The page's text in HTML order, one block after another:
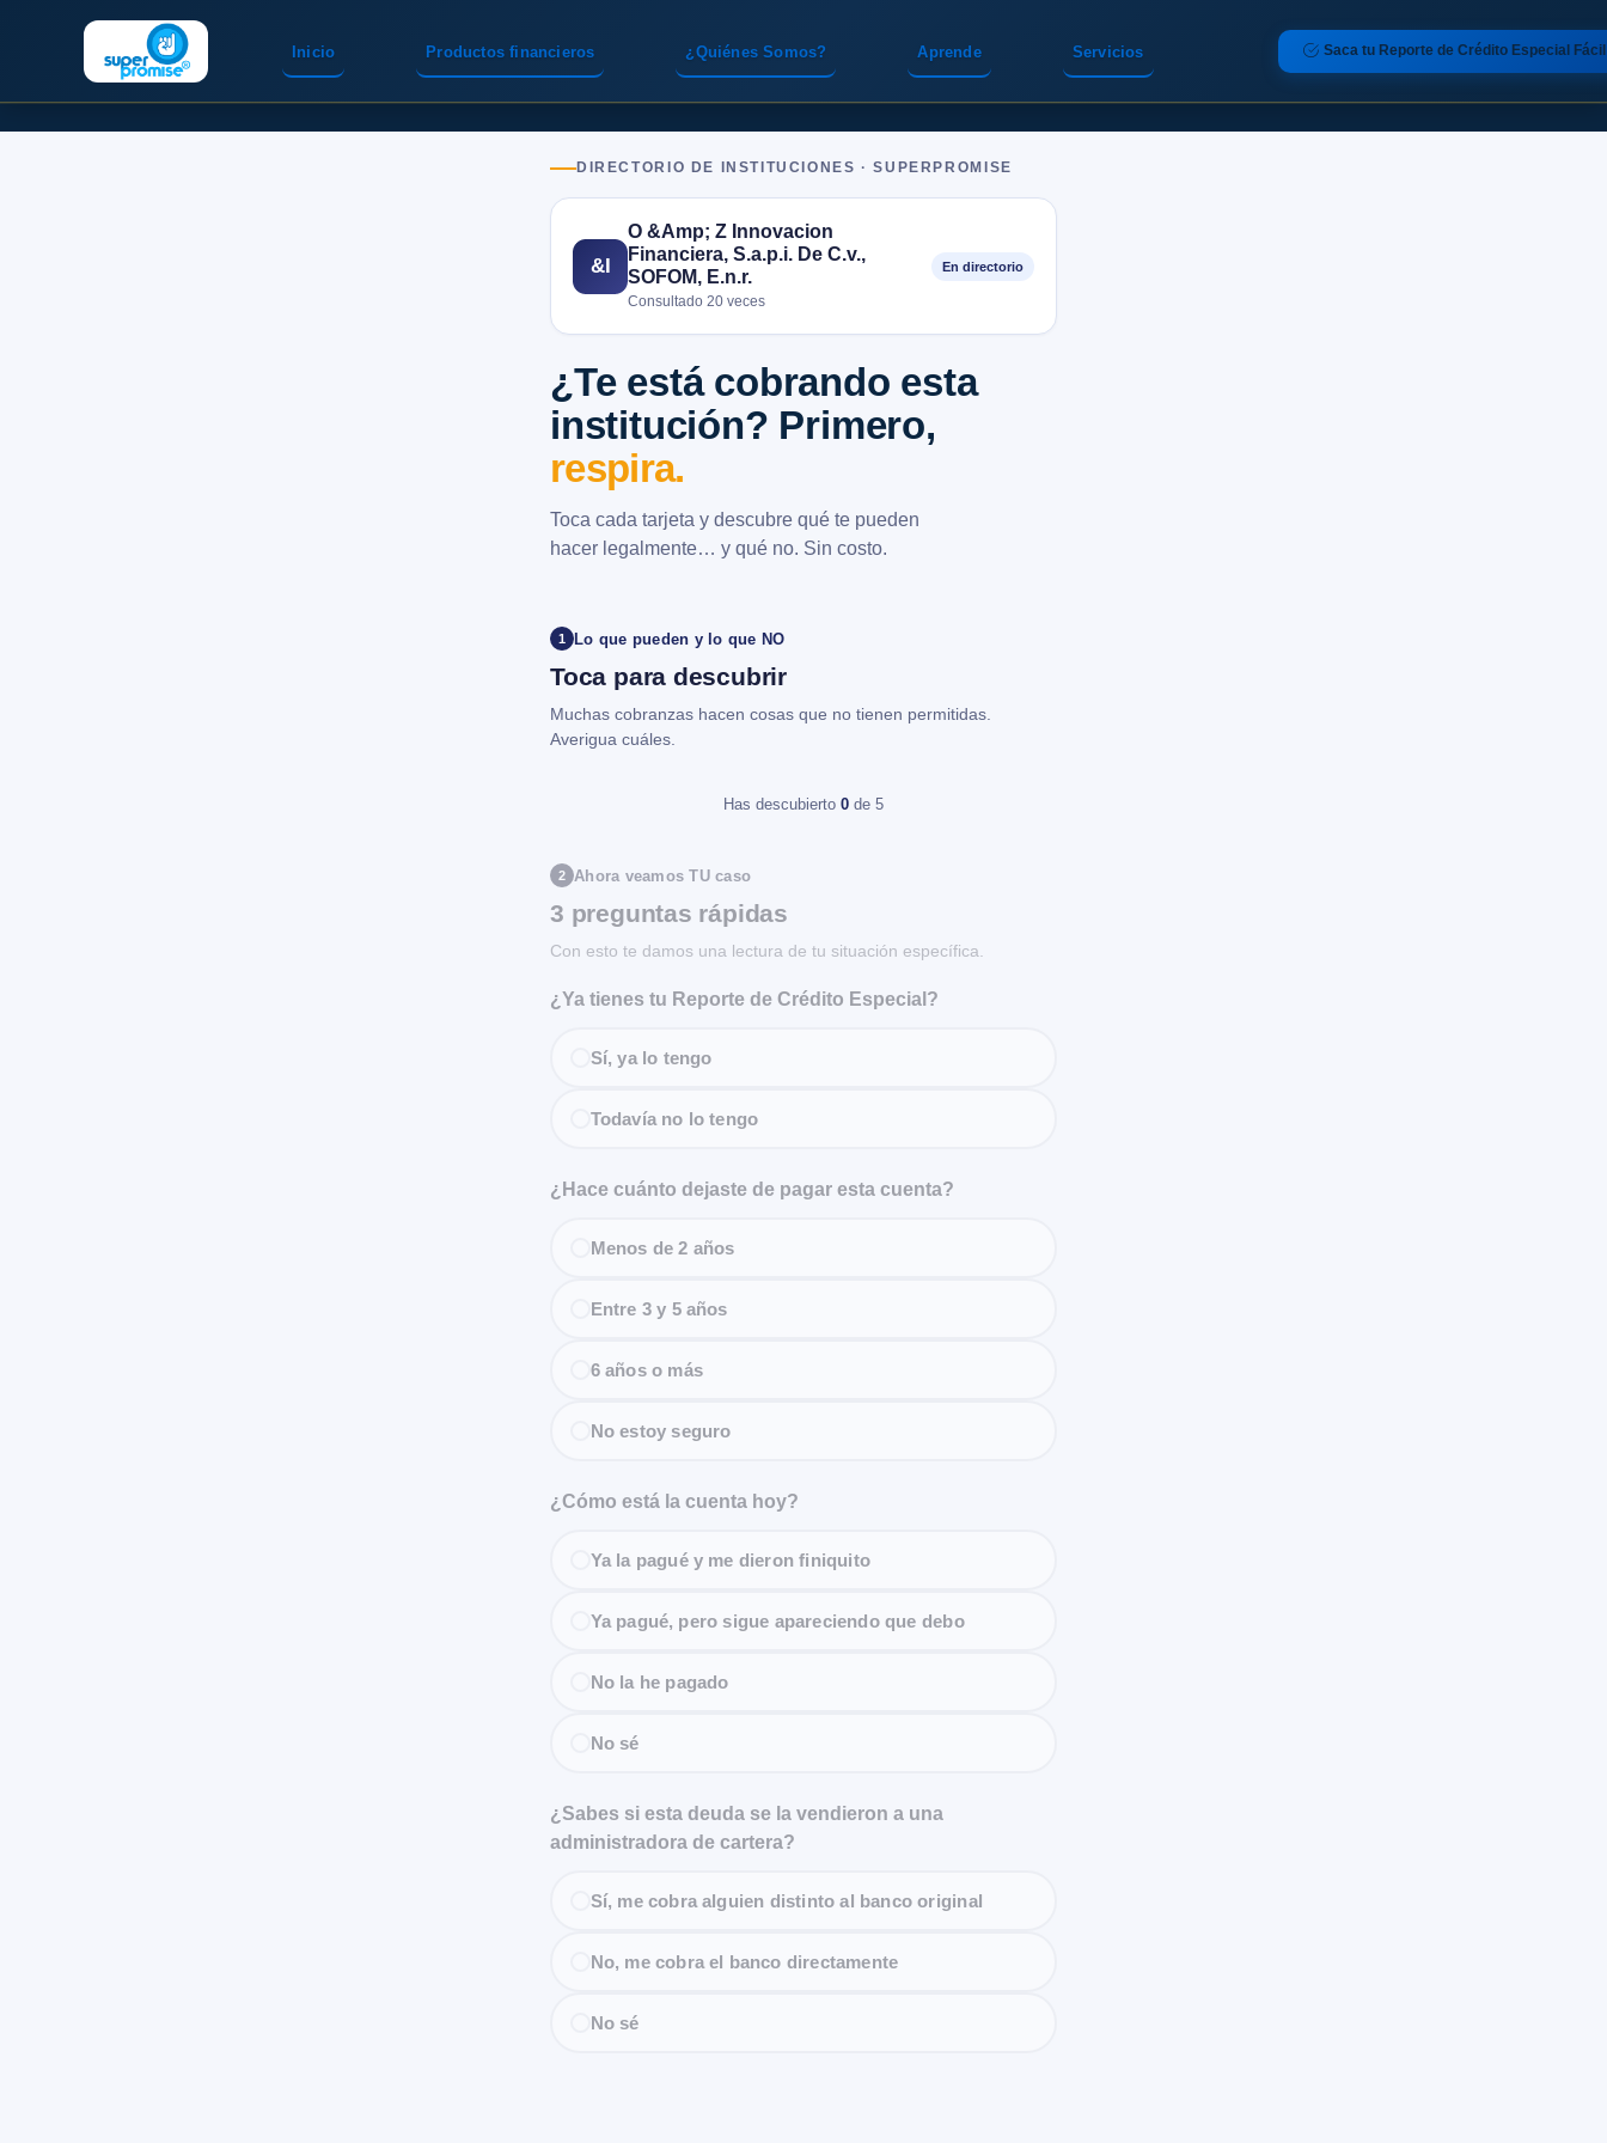
Inicio Servicios
Productos financieros ¿Quiénes Somos? Aprende Saca tu Reporte de Crédito Especial Fácil
DIRECTORIO DE INSTITUCIONES · SUPERPROMISE
&I
O &Amp; Z Innovacion
Financiera, S.a.p.i. De C.v.,
SOFOM, E.n.r.
Consultado 20 veces
En directorio
¿Te está cobrando esta
institución? Primero,
respira.
Toca cada tarjeta y descubre qué te pueden
hacer legalmente… y qué no. Sin costo.
1 Lo que pueden y lo que NO
Toca para descubrir
Muchas cobranzas hacen cosas que no tienen permitidas.
Averigua cuáles.
Has descubierto 0 de 5
2 Ahora veamos TU caso
3 preguntas rápidas
Con esto te damos una lectura de tu situación específica.
¿Ya tienes tu Reporte de Crédito Especial?
Sí, ya lo tengo
Todavía no lo tengo
¿Hace cuánto dejaste de pagar esta cuenta?
Menos de 2 años
Entre 3 y 5 años
6 años o más
No estoy seguro
¿Cómo está la cuenta hoy?
Ya la pagué y me dieron finiquito
Ya pagué, pero sigue apareciendo que debo
No la he pagado
No sé
¿Sabes si esta deuda se la vendieron a una
administradora de cartera?
Sí, me cobra alguien distinto al banco original
No, me cobra el banco directamente
No sé